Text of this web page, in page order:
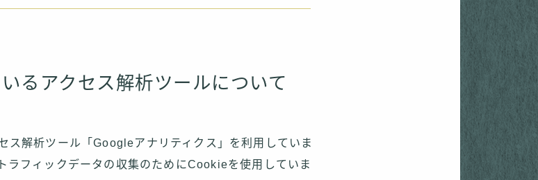
るアクセス解析ツールについて
ス解析ツール「Googleアナリティクス」を利用していま
ラフィックデータの収集のためにCookieを使用していま